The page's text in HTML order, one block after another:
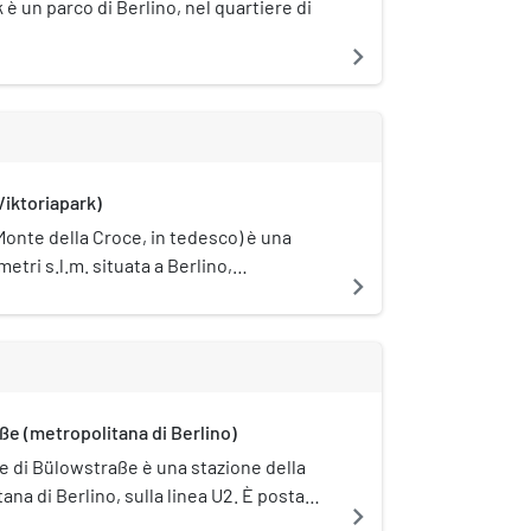
è un parco di Berlino, nel quartiere di
navigate_next
della Croce, in tedesco) è una
s.l.m. situata a Berlino,
(Bezirk) Friedrichshain-
di Prussia nel 1820, quando sulla sua
porta sulla sua cima una grande Croce
navigate_next
(metropolitana di Berlino)
di Bülowstraße è una stazione della
di Berlino, sulla linea U2. È posta
navigate_next